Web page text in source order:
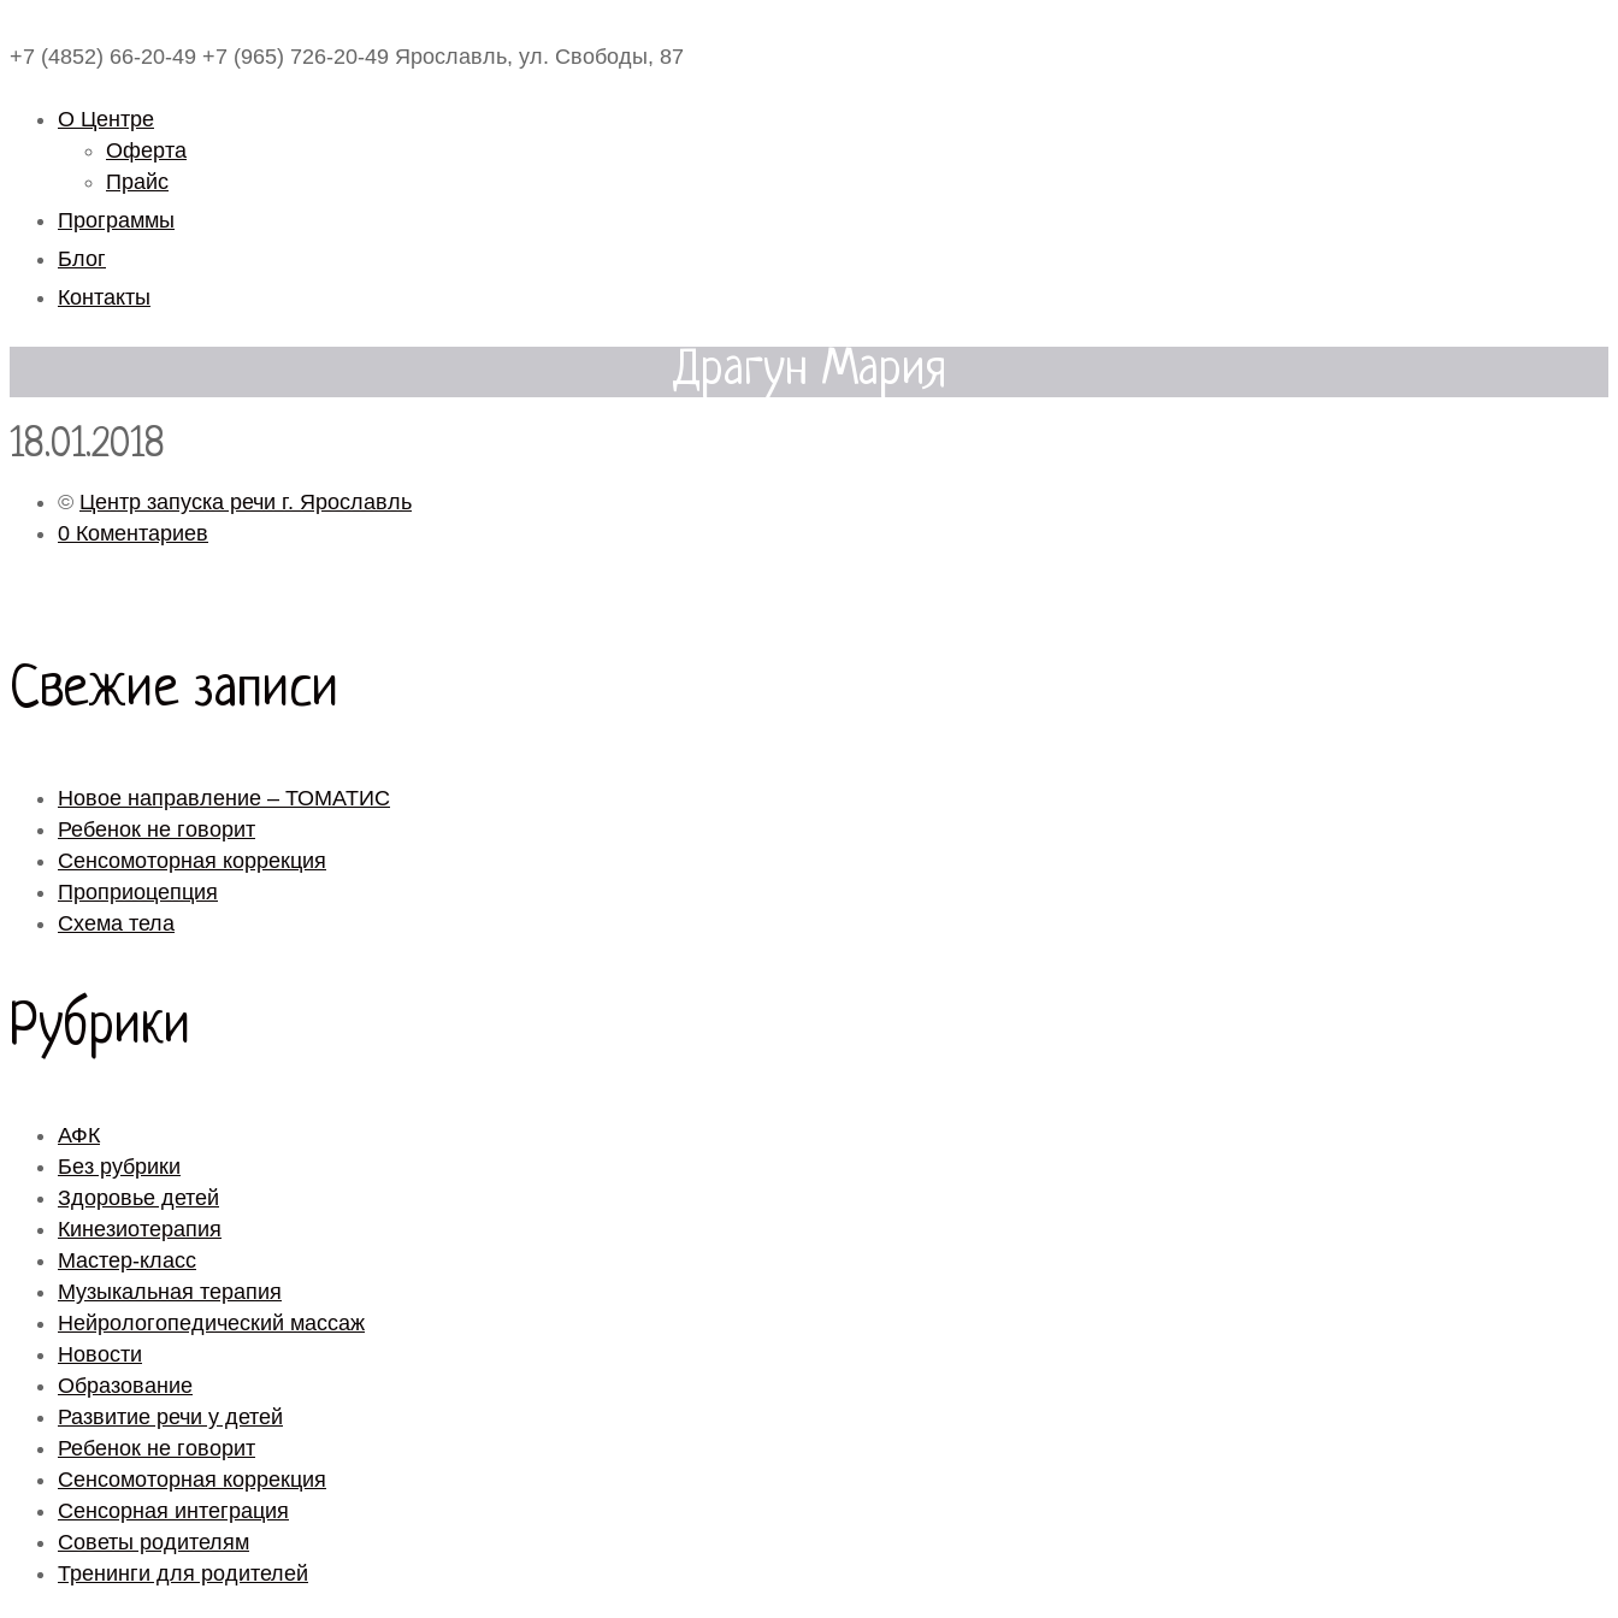
+7 (4852) 66-20-49 +7 (965) 726-20-49 Ярославль, ул. Свободы, 87
О Центре
Оферта
Прайс
Программы
Блог
Контакты
Драгун Мария
18.01.2018
© Центр запуска речи г. Ярославль
0 Коментариев
Свежие записи
Новое направление – ТОМАТИС
Ребенок не говорит
Сенсомоторная коррекция
Проприоцепция
Схема тела
Рубрики
АФК
Без рубрики
Здоровье детей
Кинезиотерапия
Мастер-класс
Музыкальная терапия
Нейрологопедический массаж
Новости
Образование
Развитие речи у детей
Ребенок не говорит
Сенсомоторная коррекция
Сенсорная интеграция
Советы родителям
Тренинги для родителей